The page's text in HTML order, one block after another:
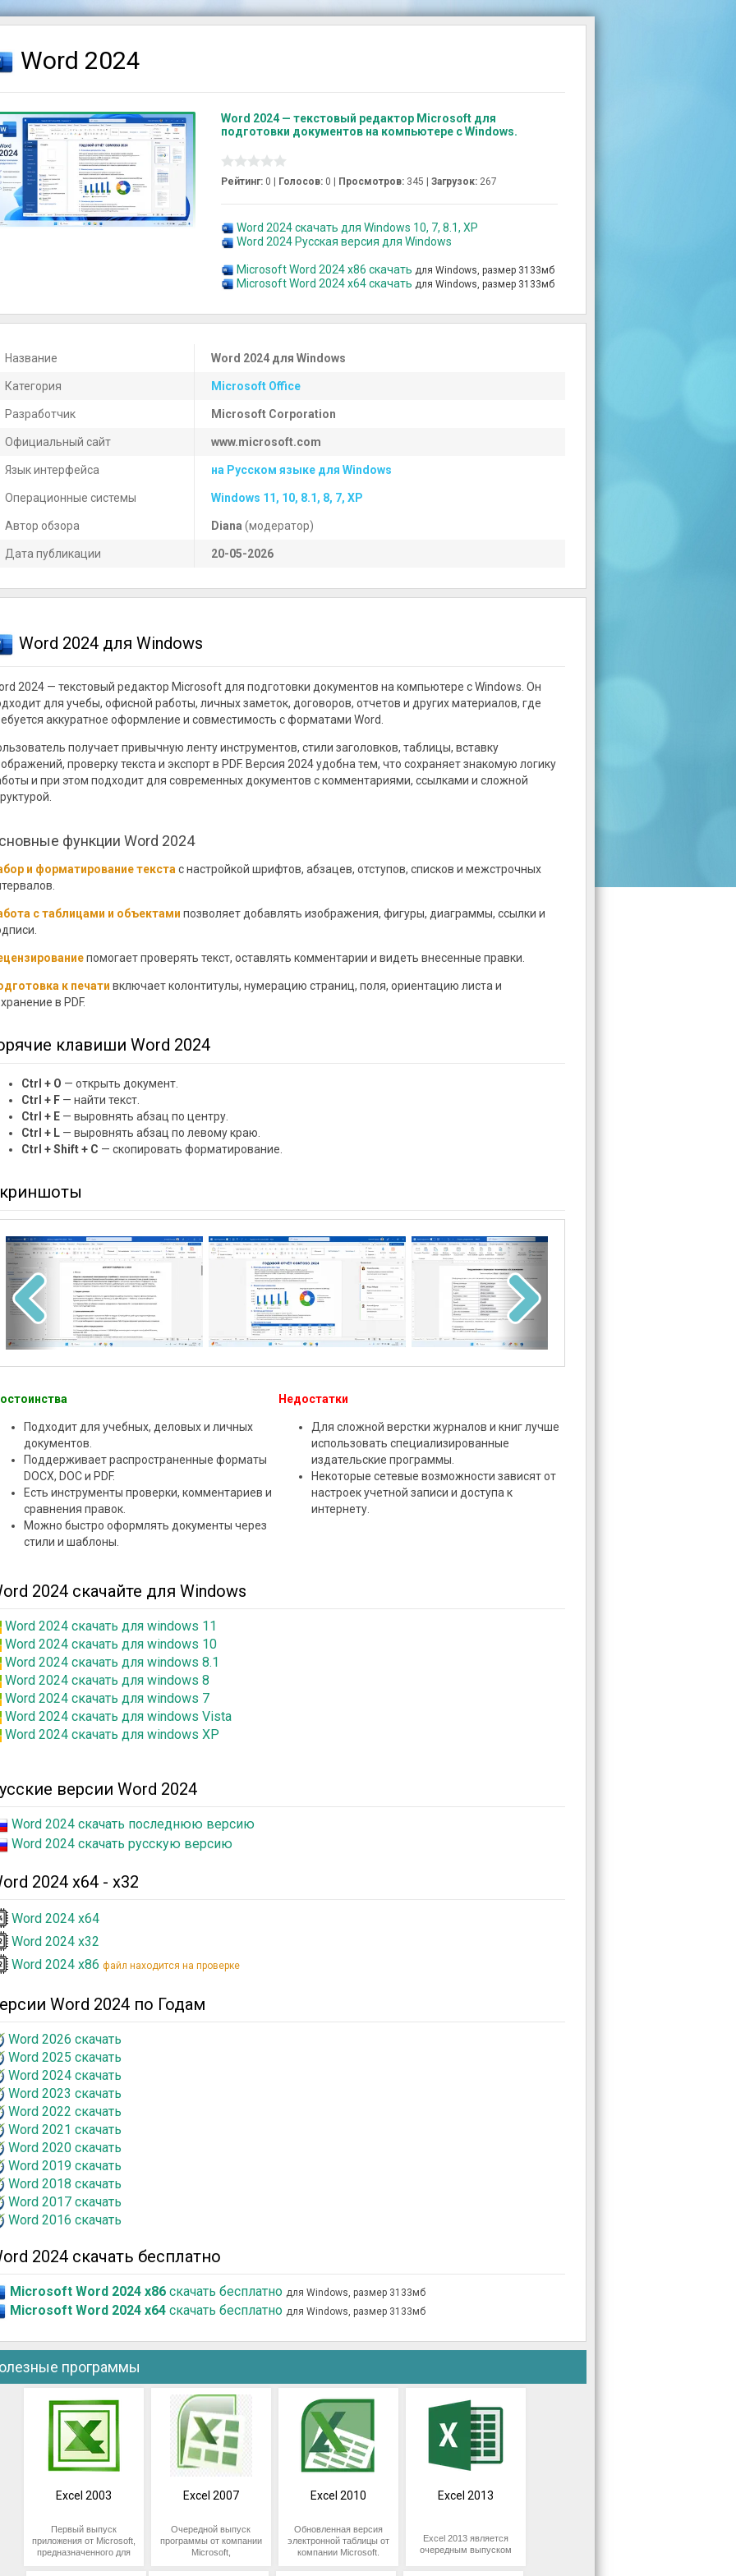
Word 2024
Word 2024 — текстовый редактор Microsoft для
подготовки документов на компьютере с Windows.
Рейтинг: 0 | Голосов: 0 Просмотров: 345 | Загрузок: 267
Word 2024 скачать для Windows 10, 7, 8.1, XP
Word 2024 Русская версия для Windows
Microsoft Word 2024 x86 скачать для Windows, размер 3133мб
Microsoft Word 2024 x64 скачать для Windows, размер 3133мб
Название Word 2024 для Windows
Категория Microsoft Office
Разработчик Microsoft Corporation
Официальный сайт www.microsoft.com
Язык интерфейса на Русском языке для Windows
Операционные системы Windows 11, 10, 8.1, 8, 7, XP
Автор обзора Diana (модератор)
Дата публикации 20-05-2026
Word 2024 для Windows
2024 — текстовый редактор Microsoft для подготовки документов на компьютере с Windows. Он
для учебы, офисной работы, личных заметок, договоров, отчетов и других материалов, где
аккуратное оформление и совместимость с форматами Word.
получает привычную ленту инструментов, стили заголовков, таблицы, вставку
проверку текста и экспорт в PDF. Версия 2024 удобна тем, что сохраняет знакомую логику
и при этом подходит для современных документов с комментариями, ссылками и сложной
функции Word 2024
и форматирование текста с настройкой шрифтов, абзацев, отступов, списков и межстрочных
с таблицами и объектами позволяет добавлять изображения, фигуры, диаграммы, ссылки и
помогает проверять текст, оставлять комментарии и видеть внесенные правки.
к печати включает колонтитулы, нумерацию страниц, поля, ориентацию листа и
в PDF.
клавиши Word 2024
Ctrl + O — открыть документ.
Ctrl + F — найти текст.
Ctrl + E — выровнять абзац по центру.
Ctrl + L — выровнять абзац по левому краю.
Ctrl + Shift + C — скопировать форматирование.
Подходит для учебных, деловых и личных
документов.
Поддерживает распространенные форматы
DOCX, DOC и PDF.
Есть инструменты проверки, комментариев и
сравнения правок.
Можно быстро оформлять документы через
стили и шаблоны.
Недостатки
Для сложной верстки журналов и книг лучше
использовать специализированные
издательские программы.
Некоторые сетевые возможности зависят от
настроек учетной записи и доступа к
интернету.
2024 скачайте для Windows
Word 2024 скачать для windows 11
Word 2024 скачать для windows 10
Word 2024 скачать для windows 8.1
Word 2024 скачать для windows 8
Word 2024 скачать для windows 7
Word 2024 скачать для windows Vista
Word 2024 скачать для windows XP
версии Word 2024
Word 2024 скачать последнюю версию
Word 2024 скачать русскую версию
2024 x64 - x32
Word 2024 x64
Word 2024 x32
Word 2024 x86 файл находится на проверке
Word 2024 по Годам
Word 2026 скачать
Word 2025 скачать
Word 2024 скачать
Word 2023 скачать
Word 2022 скачать
Word 2021 скачать
Word 2020 скачать
Word 2019 скачать
Word 2018 скачать
Word 2017 скачать
Word 2016 скачать
2024 скачать бесплатно
Microsoft Word 2024 x86 скачать бесплатно для Windows, размер 3133мб
Microsoft Word 2024 x64 скачать бесплатно для Windows, размер 3133мб
программы
Excel 2003
Первый выпуск
приложения от Microsoft,
предназначенного для
Excel 2007
Очередной выпуск
программы от компании
Microsoft,
Excel 2010
Обновленная версия
электронной таблицы от
компании Microsoft.
Excel 2013
Excel 2013 является
очередным выпуском